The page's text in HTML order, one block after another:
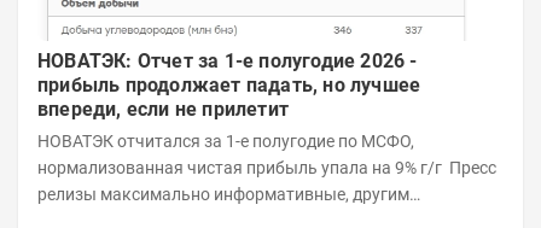
НОВАТЭК: Отчет за 1-е полугодие 2026 -
прибыль продолжает падать, но лучшее
впереди, если не прилетит
НОВАТЭК отчитался за 1-е полугодие по МСФО,
нормализованная чистая прибыль упала на 9% г/г Пресс
релизы максимально информативные, другим